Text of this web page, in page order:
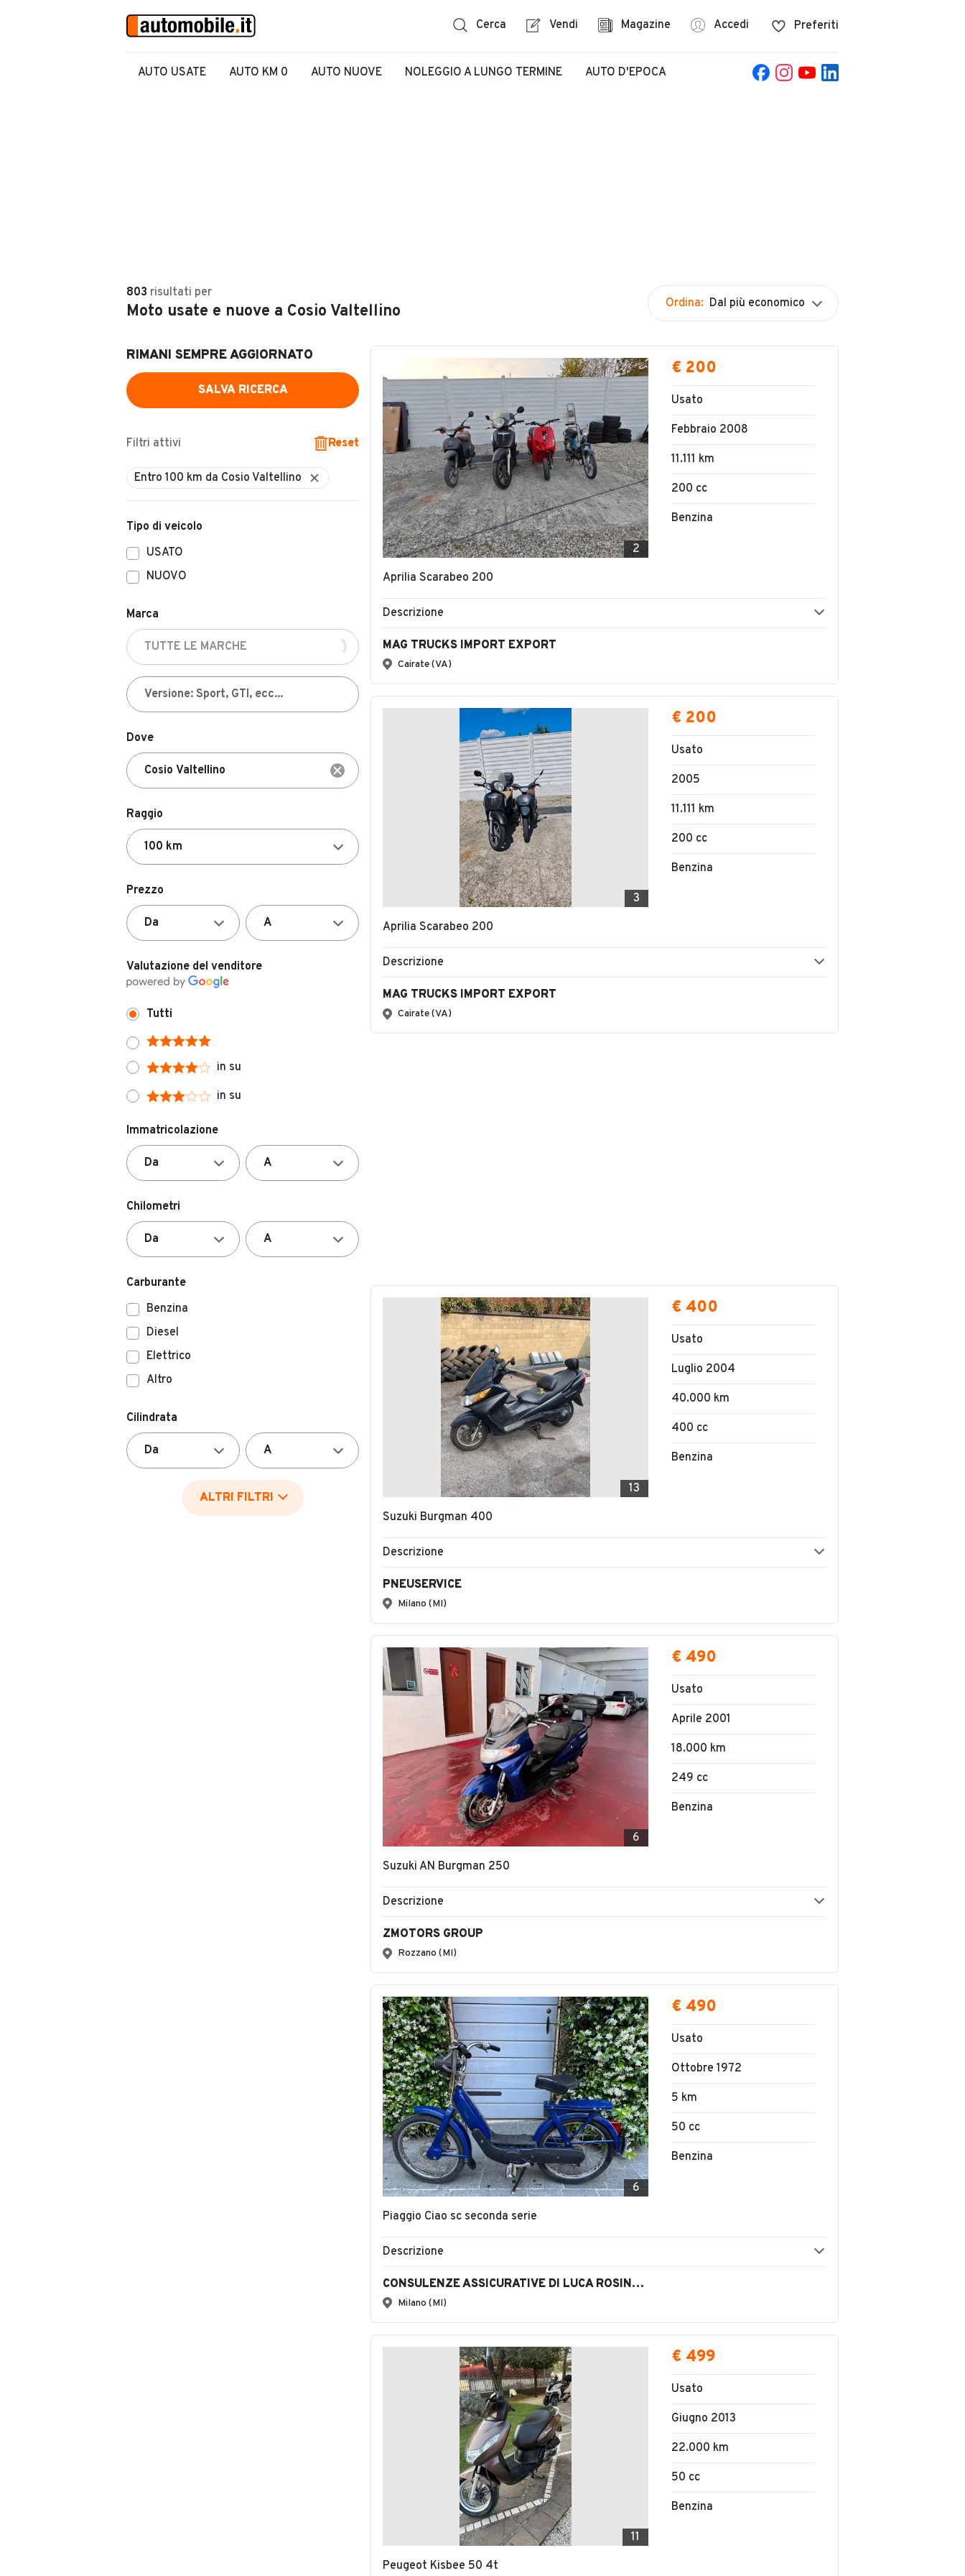
Cerca Vendi Magazine Accedi Preferiti
AUTO USATE AUTO KM 0 AUTO NUOVE NOLEGGIO A LUNGO TERMINE AUTO D'EPOCA
803 risultati per
Moto usate e nuove a Cosio Valtellino Ordina: Dal più economico
RIMANI SEMPRE AGGIORNATO
SALVA RICERCA
Filtri attivi Reset
Entro 100 km da Cosio Valtellino
Tipo di veicolo
USATO
NUOVO
Marca
Dove
Raggio
Prezzo
Valutazione del venditore
Tutti
in su
in su
Immatricolazione
Chilometri
Carburante
Benzina
Diesel
Elettrico
Altro
Cilindrata
ALTRI FILTRI
2
Aprilia Scarabeo 200
€ 200
Usato
Febbraio 2008
11.111 km
200 cc
Benzina
Descrizione
MAG TRUCKS IMPORT EXPORT
Cairate (VA)
3
Aprilia Scarabeo 200
€ 200
Usato
2005
11.111 km
200 cc
Benzina
Descrizione
MAG TRUCKS IMPORT EXPORT
Cairate (VA)
13
Suzuki Burgman 400
€ 400
Usato
Luglio 2004
40.000 km
400 cc
Benzina
Descrizione
PNEUSERVICE
Milano (MI)
6
Suzuki AN Burgman 250
€ 490
Usato
Aprile 2001
18.000 km
249 cc
Benzina
Descrizione
ZMOTORS GROUP
Rozzano (MI)
6
Piaggio Ciao sc seconda serie
€ 490
Usato
Ottobre 1972
5 km
50 cc
Benzina
Descrizione
CONSULENZE ASSICURATIVE DI LUCA ROSINA S.N.C.
Milano (MI)
11
Peugeot Kisbee 50 4t
€ 499
Usato
Giugno 2013
22.000 km
50 cc
Benzina